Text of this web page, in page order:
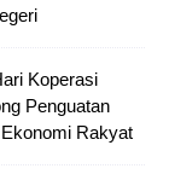
Koperasi
Penguatan
Rakyat